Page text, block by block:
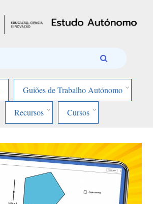
Guiões de Trabalho Autónomo
Recursos Cursos